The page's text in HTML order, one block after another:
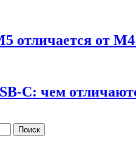
отличается от
C: чем